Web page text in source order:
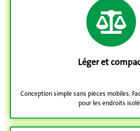
Léger et
Conception simple sans pièces mobiles.
pour les endroits